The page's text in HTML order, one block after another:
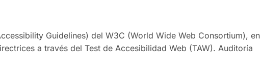
Guidelines) del W3C (World Wide Web Consortium),
a través del Test de Accesibilidad Web (TAW). Auditoría